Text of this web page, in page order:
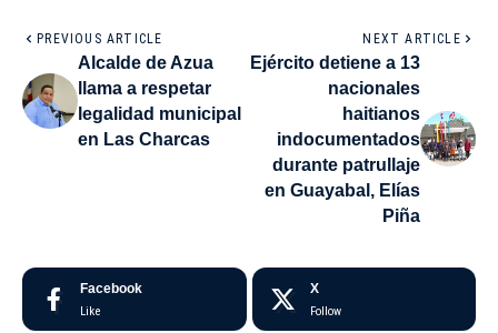
PREVIOUS ARTICLE
Alcalde de Azua
llama a respetar
legalidad municipal
en Las Charcas
NEXT ARTICLE
Ejército detiene a 13
nacionales
haitianos
indocumentados
durante patrullaje
en Guayabal, Elías
Piña
Facebook
Like
X
Follow